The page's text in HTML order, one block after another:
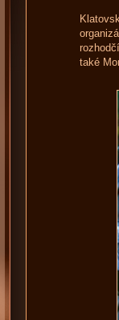
také